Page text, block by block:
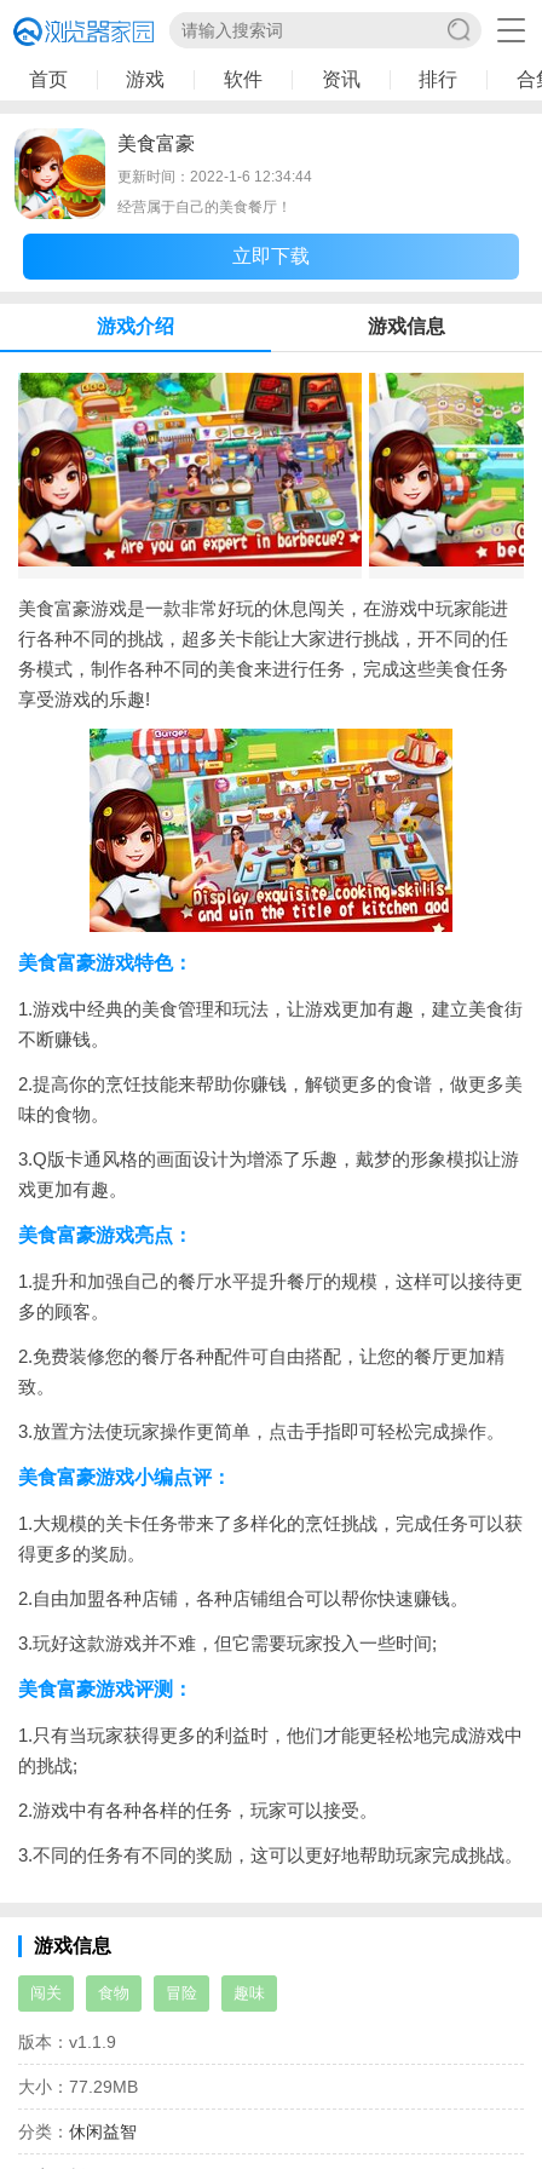
首页 游戏 软件 资讯 排行 合
美食富豪
更新时间：2022-1-6 12:34:44
经营属于自己的美食餐厅！
立即下载
游戏介绍 游戏信息
美食富豪游戏是一款非常好玩的休息闯关，在游戏中玩家能进
行各种不同的挑战，超多关卡能让大家进行挑战，开不同的任
务模式，制作各种不同的美食来进行任务，完成这些美食任务
享受游戏的乐趣!
美食富豪游戏特色：
1.游戏中经典的美食管理和玩法，让游戏更加有趣，建立美食街
不断赚钱。
2.提高你的烹饪技能来帮助你赚钱，解锁更多的食谱，做更多美
味的食物。
3.Q版卡通风格的画面设计为增添了乐趣，戴梦的形象模拟让游
戏更加有趣。
美食富豪游戏亮点：
1.提升和加强自己的餐厅水平提升餐厅的规模，这样可以接待更
多的顾客。
2.免费装修您的餐厅各种配件可自由搭配，让您的餐厅更加精
致。
3.放置方法使玩家操作更简单，点击手指即可轻松完成操作。
美食富豪游戏小编点评：
1.大规模的关卡任务带来了多样化的烹饪挑战，完成任务可以获
得更多的奖励。
2.自由加盟各种店铺，各种店铺组合可以帮你快速赚钱。
3.玩好这款游戏并不难，但它需要玩家投入一些时间;
美食富豪游戏评测：
1.只有当玩家获得更多的利益时，他们才能更轻松地完成游戏中
的挑战;
2.游戏中有各种各样的任务，玩家可以接受。
3.不同的任务有不同的奖励，这可以更好地帮助玩家完成挑战。
游戏信息
闯关 食物 冒险 趣味
版本： v1.1.9
大小： 77.29MB
分类： 休闲益智